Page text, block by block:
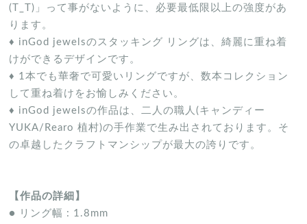
(T_T)」って事がないように、必要最低限以上の強度があ
ります。
♦ inGod jewelsのスタッキング リングは、綺麗に重ね着
けができるデザインです。
♦ 1本でも華奢で可愛いリングですが、数本コレクション
して重ね着けをお愉しみください。
♦ inGod jewelsの作品は、二人の職人(キャンディー
YUKA/Rearo 植村)の手作業で生み出されております。そ
の卓越したクラフトマンシップが最大の誇りです。
【作品の詳細】
● リング幅 : 1.8mm